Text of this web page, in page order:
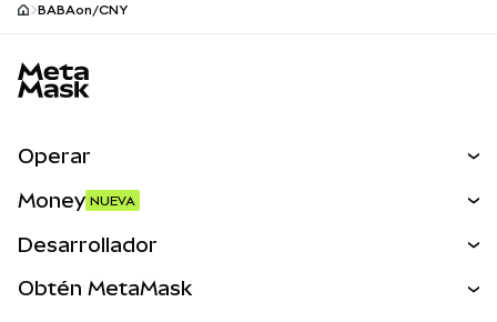
BABAon/CNY
Operar
Activos del mundo real
Money NUEVA
Desarrollador
Obtén MetaMask